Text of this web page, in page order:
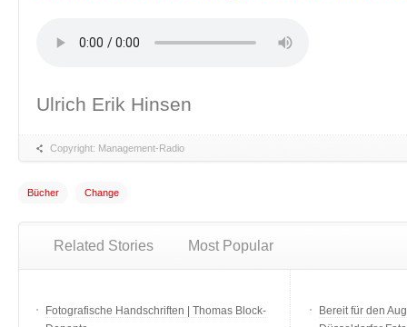
Ulrich Erik Hinsen
Copyright: Management-Radio
Bücher Change
Related Stories Most Popular
Fotografische Handschriften | Thomas Block-
Bereit für den